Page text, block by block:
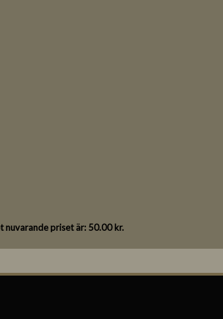
nuvarande priset är: 50.00 kr.